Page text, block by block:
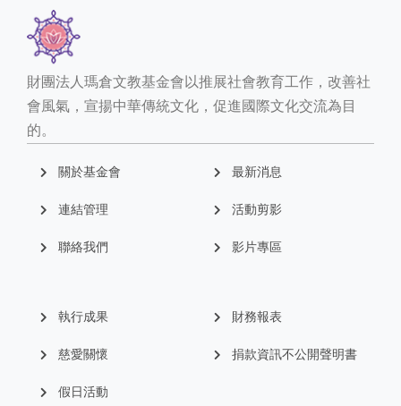
財團法人瑪倉文教基金會以推展社會教育工作，改善社
會風氣，宣揚中華傳統文化，促進國際文化交流為目
的。
關於基金會
連結管理
聯絡我們
最新消息
活動剪影
影片專區
執行成果
慈愛關懷
假日活動
財務報表
捐款資訊不公開聲明書